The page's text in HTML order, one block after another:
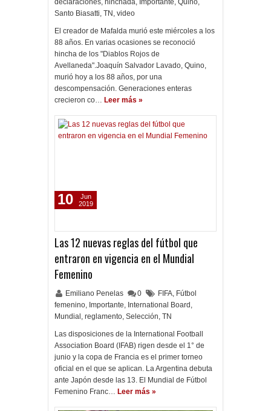
declaraciones, hinchada, Importante, Quino,
Santo Biasatti, TN , video
El creador de Mafalda murió este miércoles a los
88 años. En varias ocasiones se reconoció
hincha de los "Diablos Rojos de
Avellaneda".Joaquín Salvador Lavado, Quino,
murió hoy a los 88 años, por una
descompensación. Generaciones enteras
crecieron co… Leer más »
Las 12 nuevas reglas del fútbol que
entraron en vigencia en el Mundial
Femenino
Emiliano Penelas 0 FIFA, Fútbol
femenino, Importante, International Board ,
Mundial , reglamento, Selección, TN
Las disposiciones de la International Football
Association Board (IFAB) rigen desde el 1° de
junio y la copa de Francia es el primer torneo
oficial en el que se aplican. La Argentina debuta
ante Japón desde las 13. El Mundial de Fútbol
Femenino Franc… Leer más »
10
Jun
2019